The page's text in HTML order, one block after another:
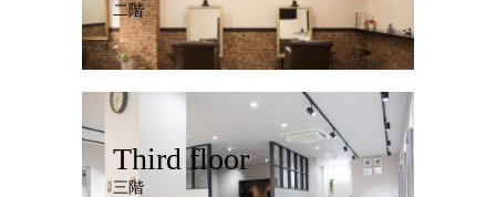
二階
Third floor
三階